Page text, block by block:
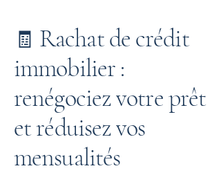
🧾 Rachat de crédit
immobilier :
renégociez votre prêt
et réduisez vos
mensualités